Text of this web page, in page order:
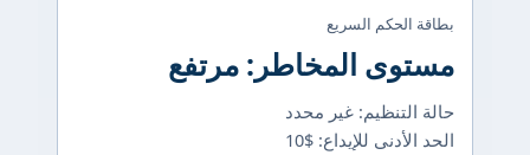
بطاقة الحكم السريع
مستوى المخاطر: مرتفع
حالة التنظيم: غير محدد
الحد الأدنى للإيداع: $10